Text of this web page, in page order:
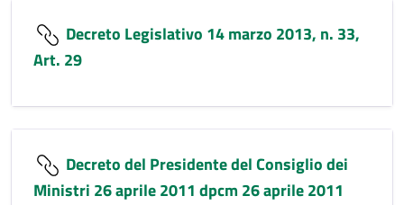
Decreto Legislativo 14 marzo 2013, n. 33,
Art. 29
Decreto del Presidente del Consiglio dei
Ministri 26 aprile 2011 dpcm 26 aprile 2011